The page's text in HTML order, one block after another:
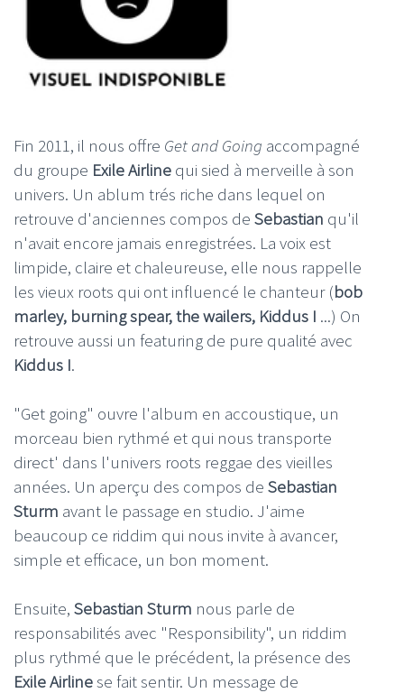
Fin 2011, il nous offre Get and Going accompagné
du groupe Exile Airline qui sied à merveille à son
univers. Un ablum trés riche dans lequel on
retrouve d'anciennes compos de Sebastian qu'il
n'avait encore jamais enregistrées. La voix est
limpide, claire et chaleureuse, elle nous rappelle
les vieux roots qui ont influencé le chanteur (bob
marley, burning spear, the wailers, Kiddus I ...) On
retrouve aussi un featuring de pure qualité avec
Kiddus I.
"Get going" ouvre l'album en accoustique, un
morceau bien rythmé et qui nous transporte
direct' dans l'univers roots reggae des vieilles
années. Un aperçu des compos de Sebastian
Sturm avant le passage en studio. J'aime
beaucoup ce riddim qui nous invite à avancer,
simple et efficace, un bon moment.
Ensuite, Sebastian Sturm nous parle de
responsabilités avec "Responsibility", un riddim
plus rythmé que le précédent, la présence des
Exile Airlinese fait sentir. Un message de